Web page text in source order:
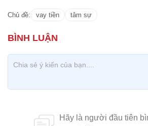
Chủ đề: vay tiền tâm sự